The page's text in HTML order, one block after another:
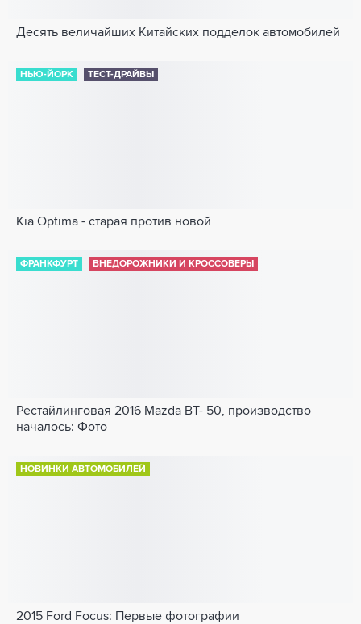
Десять величайших Китайских подделок автомобилей
НЬЮ-ЙОРК ТЕСТ-ДРАЙВЫ
Kia Optima - старая против новой
ФРАНКФУРТ ВНЕДОРОЖНИКИ И КРОССОВЕРЫ
Рестайлинговая 2016 Mazda BT- 50, производство
началось: Фото
НОВИНКИ АВТОМОБИЛЕЙ
2015 Ford Focus: Первые фотографии